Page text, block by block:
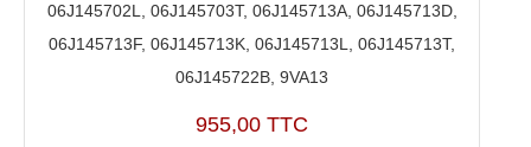
06J145702L, 06J145703T, 06J145713A, 06J145713D,
06J145713F, 06J145713K, 06J145713L, 06J145713T,
06J145722B, 9VA13
955,00 TTC